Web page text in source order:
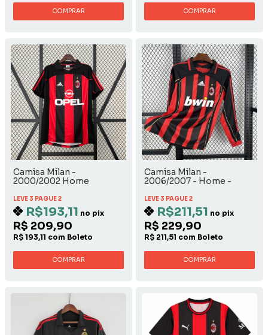
COMPRAR COMPRAR
Camisa Milan -
2000/2002 Home
LEVE 3 PAGUE 2
R$193,11 no pix
R$ 209,90
R$ 193,11 com Boleto
COMPRAR
Camisa Milan -
2006/2007 - Home -
LEVE 3 PAGUE 2
R$211,51 no pix
R$ 229,90
R$ 211,51 com Boleto
COMPRAR